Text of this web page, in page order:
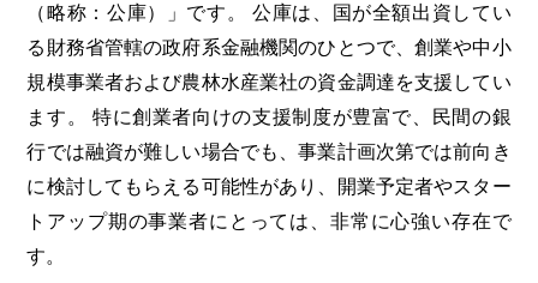
（略称：公庫）」です。
公庫は、国が全額出資してい
る財務省管轄の政府系金融機関のひとつで、創業や中小
規模事業者および農林水産業社の資金調達を支援してい
ます。
特に創業者向けの支援制度が豊富で、民間の銀
行では融資が難しい場合でも、事業計画次第では前向き
に検討してもらえる可能性があり、開業予定者やスター
トアップ期の事業者にとっては、非常に心強い存在で
す。